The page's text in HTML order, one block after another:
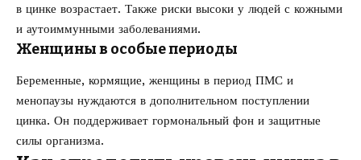
в цинке возрастает. Также риски высоки у людей с кожными
и аутоиммунными заболеваниями.
Женщины в особые периоды
Беременные, кормящие, женщины в период ПМС и
менопаузы нуждаются в дополнительном поступлении
цинка. Он поддерживает гормональный фон и защитные
силы организма.